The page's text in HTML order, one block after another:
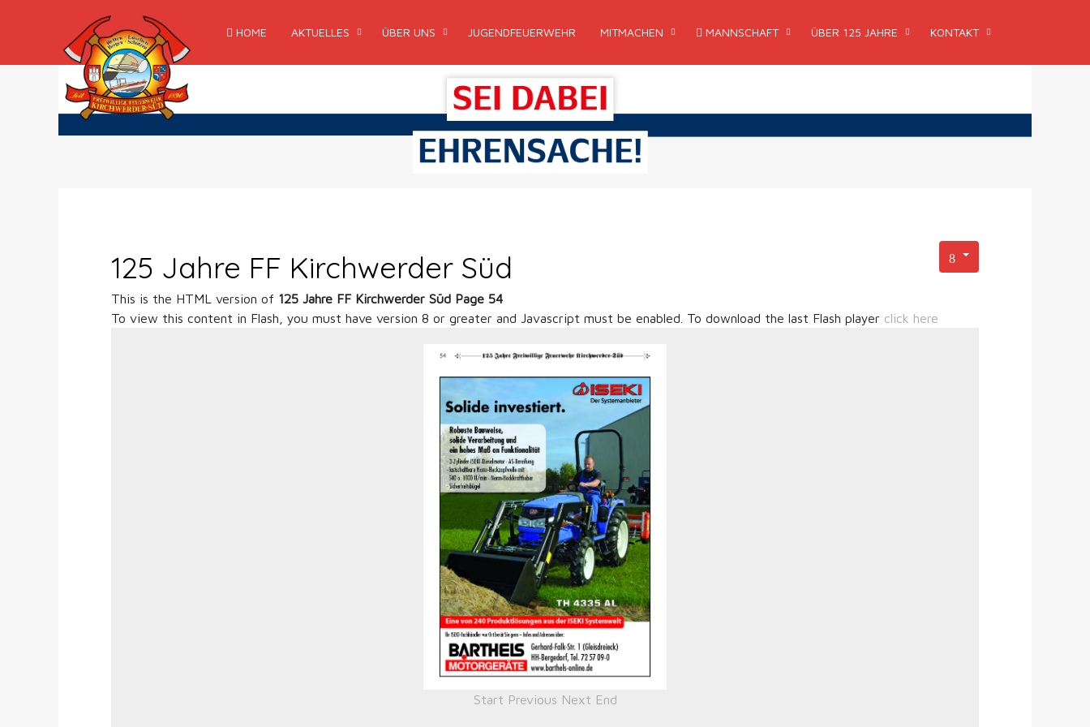
HOME AKTUELLES ÜBER UNS JUGENDFEUERWEHR MITMACHEN MANNSCHAFT ÜBER 125 JAHRE KONTAKT
125 Jahre FF Kirchwerder Süd
This is the HTML version of 125 Jahre FF Kirchwerder Süd Page 54
To view this content in Flash, you must have version 8 or greater and Javascript must be enabled. To download the last Flash player click here
Start Previous Next End